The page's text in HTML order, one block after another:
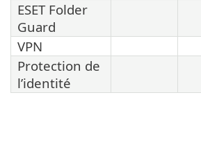
ESET Folder
Guard
VPN
Protection de
l’identité